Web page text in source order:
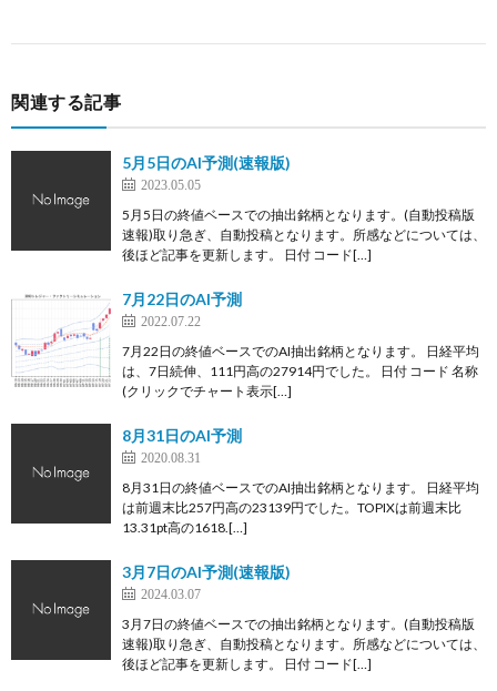
関連する記事
5月5日のAI予測(速報版)
2023.05.05
5月5日の終値ベースでの抽出銘柄となります。(自動投稿版
速報)取り急ぎ、自動投稿となります。所感などについては、
後ほど記事を更新します。 日付 コード[…]
7月22日のAI予測
2022.07.22
7月22日の終値ベースでのAI抽出銘柄となります。 日経平均
は、7日続伸、111円高の27914円でした。 日付 コード 名称
(クリックでチャート表示[…]
8月31日のAI予測
2020.08.31
8月31日の終値ベースでのAI抽出銘柄となります。 日経平均
は前週末比257円高の23139円でした。TOPIXは前週末比
13.31pt高の1618.[…]
3月7日のAI予測(速報版)
2024.03.07
3月7日の終値ベースでの抽出銘柄となります。(自動投稿版
速報)取り急ぎ、自動投稿となります。所感などについては、
後ほど記事を更新します。 日付 コード[…]